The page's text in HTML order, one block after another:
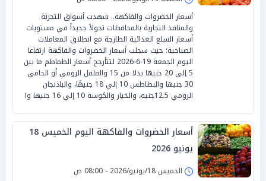
أسعار الخضروات والفاكهة.. شهدت أسواق التجزئة
والمنافذ التجارية بالمحافظات تحولاً جديداً في مستويات
أسعار السلع الغذائية الطازجة مع انطلاق المعاملات
الصباحية؛ حيث سجلت أسعار الخضروات والفاكهة ارتفاعا
اليوم الجمعة 19-6-2026 لتتأرجح أسعار الطماطم ما بين
5 إلى 20 جنيها بدلا من 15 والفلفل الرومي أو الحامي
30 جنيها والبطاطس 10 إلي 18 جنيهًا، والباذنجان
الرومي 12.5جنيه، والخيار والكوسة 10 إلي 16 جنيها وا
أسعار الخضروات والفاكهة اليوم الخميس 18
يونيو 2026
الخميس 18/يونيو/2026 - 08:00 ص